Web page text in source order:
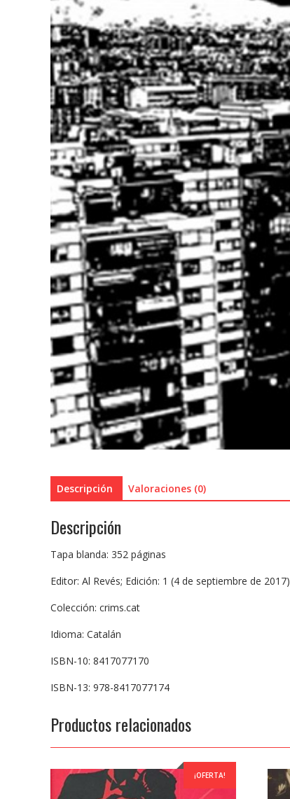
Descripción Valoraciones (0)
Descripción
Tapa blanda: 352 páginas
Editor: Al Revés; Edición: 1 (4 de septiembre de 2017)
Colección: crims.cat
Idioma: Catalán
ISBN-10: 8417077170
ISBN-13: 978-8417077174
Productos relacionados
¡OFERTA!